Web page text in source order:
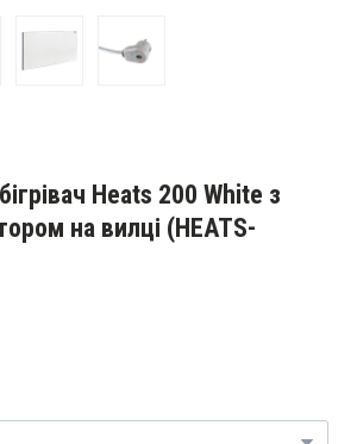
Heats 200 White з
на вилці (HEATS-